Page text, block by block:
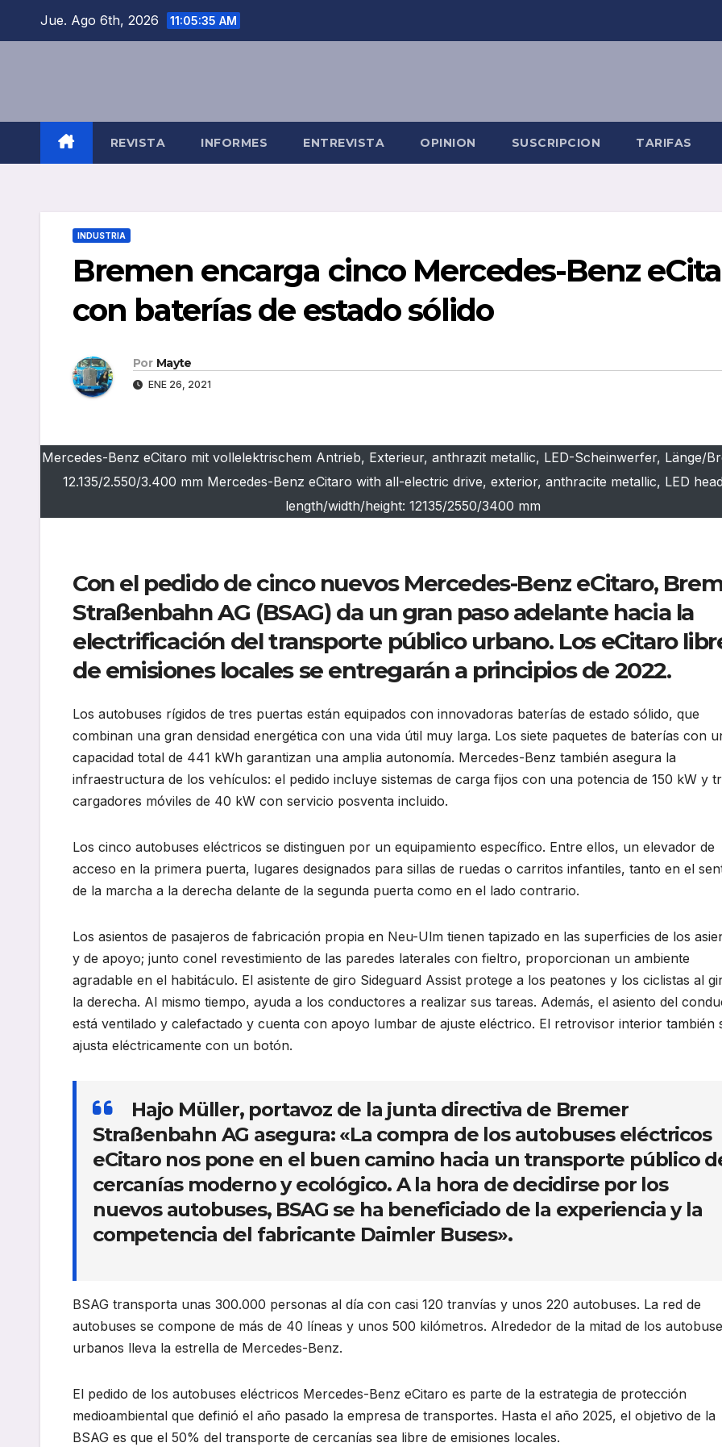
Jue. Ago 6th, 2026 11:05:36 AM
REVISTA INFORMES ENTREVISTA OPINION SUSCRIPCION TARIFAS
INDUSTRIA
Bremen encarga cinco Mercedes-Benz
con baterías de estado sólido
Por Mayte
ENE 26, 2021
Mercedes-Benz eCitaro mit vollelektrischem Antrieb, Exterieur, anthrazit metallic, LED-Scheinwerfer, Länge/
12.135/2.550/3.400 mm Mercedes-Benz eCitaro with all-electric drive, exterior, anthracite metallic, LED
length/width/height: 12135/2550/3400 mm
Con el pedido de cinco nuevos Mercedes-Benz eCitaro,
Straßenbahn AG (BSAG) da un gran paso adelante hacia la
electrificación del transporte público urbano. Los eCitaro
de emisiones locales se entregarán a principios de 2022.
Los autobuses rígidos de tres puertas están equipados con innovadoras baterías de estado sólido, que
combinan una gran densidad energética con una vida útil muy larga. Los siete paquetes de baterías con
capacidad total de 441 kWh garantizan una amplia autonomía. Mercedes-Benz también asegura la
infraestructura de los vehículos: el pedido incluye sistemas de carga fijos con una potencia de 150 kW y
cargadores móviles de 40 kW con servicio posventa incluido.
Los cinco autobuses eléctricos se distinguen por un equipamiento específico. Entre ellos, un elevador de
acceso en la primera puerta, lugares designados para sillas de ruedas o carritos infantiles, tanto en el
de la marcha a la derecha delante de la segunda puerta como en el lado contrario.
Los asientos de pasajeros de fabricación propia en Neu-Ulm tienen tapizado en las superficies de los
y de apoyo; junto conel revestimiento de las paredes laterales con fieltro, proporcionan un ambiente
agradable en el habitáculo. El asistente de giro Sideguard Assist protege a los peatones y los ciclistas al
la derecha. Al mismo tiempo, ayuda a los conductores a realizar sus tareas. Además, el asiento del
está ventilado y calefactado y cuenta con apoyo lumbar de ajuste eléctrico. El retrovisor interior también
ajusta eléctricamente con un botón.
Hajo Müller, portavoz de la junta directiva de Bremer
Straßenbahn AG asegura: «La compra de los autobuses eléctricos
eCitaro nos pone en el buen camino hacia un transporte público
cercanías moderno y ecológico. A la hora de decidirse por los
nuevos autobuses, BSAG se ha beneficiado de la experiencia y la
competencia del fabricante Daimler Buses».
BSAG transporta unas 300.000 personas al día con casi 120 tranvías y unos 220 autobuses. La red de
autobuses se compone de más de 40 líneas y unos 500 kilómetros. Alrededor de la mitad de los
urbanos lleva la estrella de Mercedes-Benz.
El pedido de los autobuses eléctricos Mercedes-Benz eCitaro es parte de la estrategia de protección
medioambiental que definió el año pasado la empresa de transportes. Hasta el año 2025, el objetivo de la
BSAG es que el 50% del transporte de cercanías sea libre de emisiones locales.